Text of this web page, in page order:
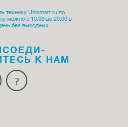
технику Unixmart.ru по
можно с 10:00 до 20:00 в
без выходных
К НАМ